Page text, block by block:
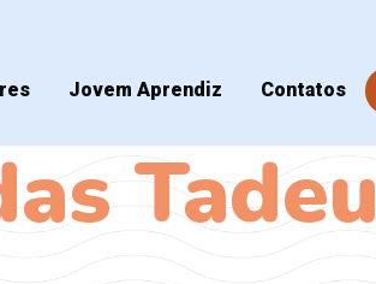
Jovem Aprendiz Contatos
Tadeu